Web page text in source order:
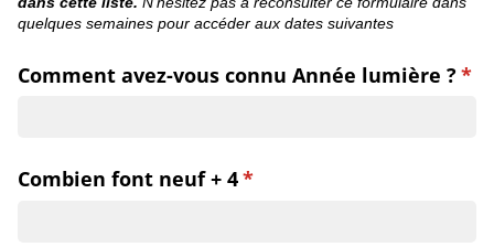
quelques semaines pour accéder aux dates suivantes
Comment avez-vous connu Année lumière ?*
Combien font neuf + 4*
(requis)